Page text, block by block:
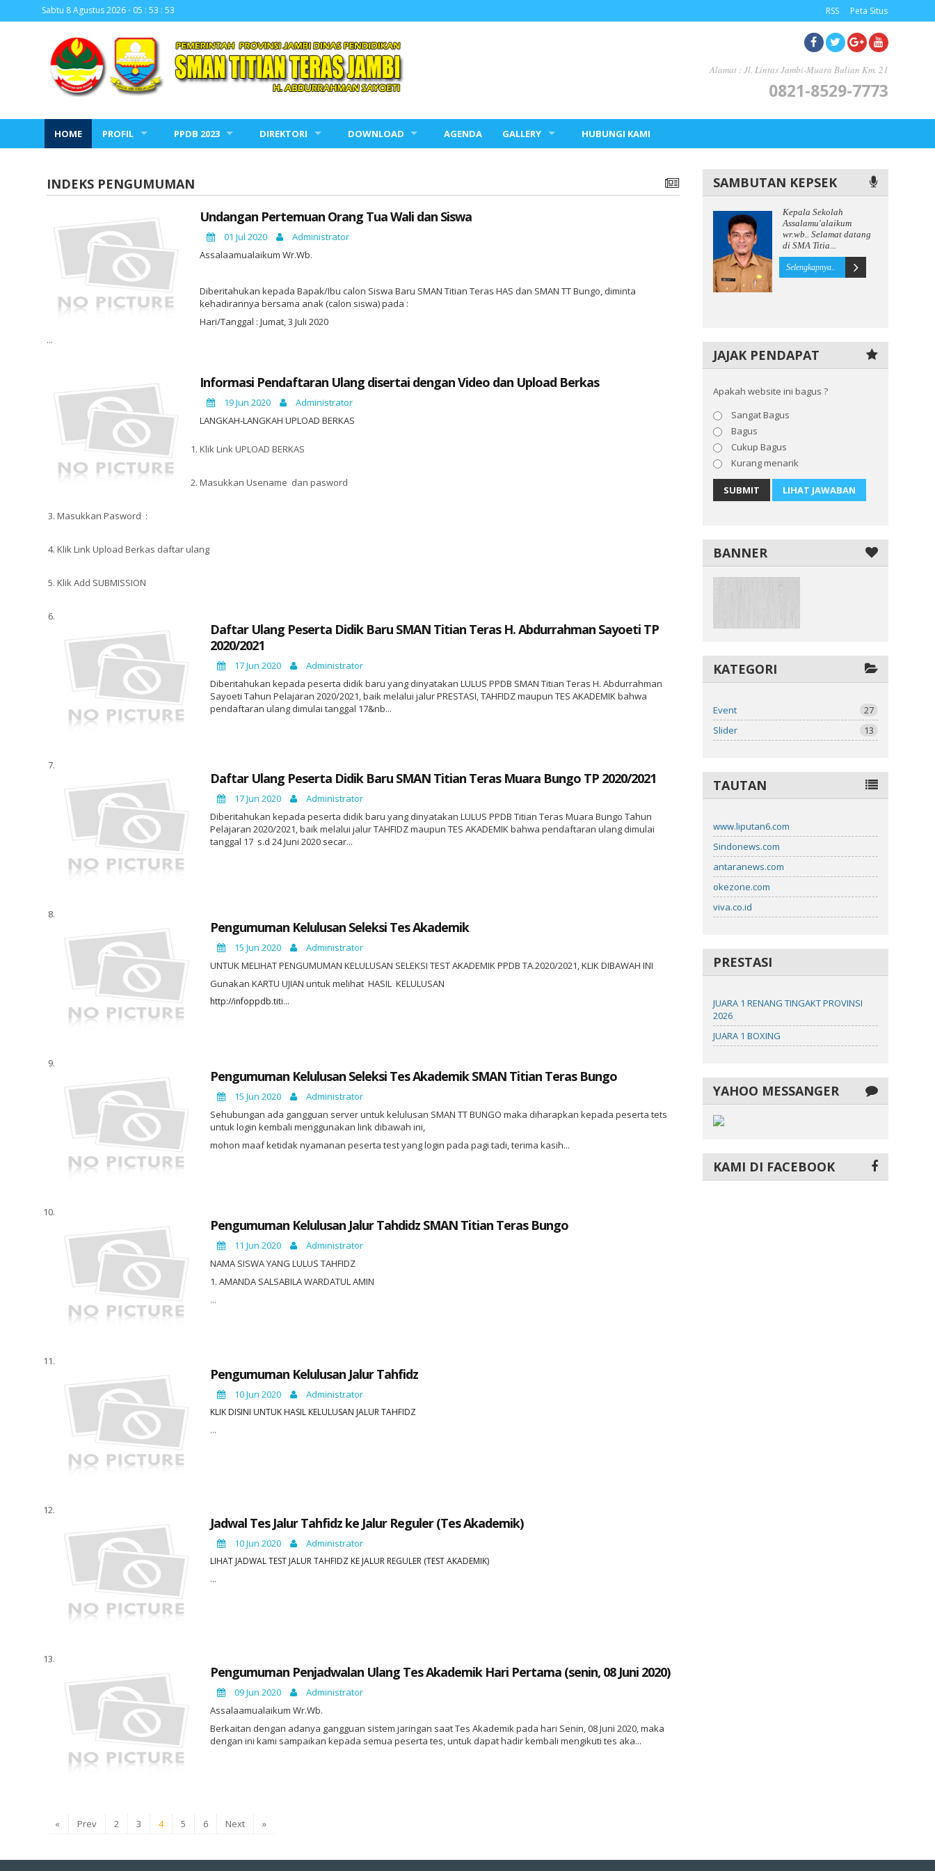
Sabtu 8 Agustus 2026 ⋅ 05 : 53 : 53 RSS Peta Situs
Alamat : Jl. Lintas Jambi-Muara Bulian Km. 21
0821-8529-7773
HOME PROFIL PPDB 2023 DIREKTORI DOWNLOAD AGENDA GALLERY HUBUNGI KAMI
INDEKS PENGUMUMAN
Undangan Pertemuan Orang Tua Wali dan Siswa
01 Jul 2020
Administrator
Assalaamualaikum Wr.Wb.
Diberitahukan kepada Bapak/Ibu calon Siswa Baru SMAN Titian Teras HAS dan SMAN TT Bungo, diminta
kehadirannya bersama anak (calon siswa) pada :
Hari/Tanggal : Jumat, 3 Juli 2020
...
Informasi Pendaftaran Ulang disertai dengan Video dan Upload Berkas
19 Jun 2020
Administrator
LANGKAH-LANGKAH UPLOAD BERKAS
Klik Link UPLOAD BERKAS
Masukkan Usename dan pasword
Masukkan Pasword :
Klik Link Upload Berkas daftar ulang
Klik Add SUBMISSION
Daftar Ulang Peserta Didik Baru SMAN Titian Teras H. Abdurrahman Sayoeti TP
2020/2021
17 Jun 2020
Administrator
Diberitahukan kepada peserta didik baru yang dinyatakan LULUS PPDB SMAN Titian Teras H. Abdurrahman
Sayoeti Tahun Pelajaran 2020/2021, baik melalui jalur PRESTASI, TAHFIDZ maupun TES AKADEMIK bahwa
pendaftaran ulang dimulai tanggal 17&nb...
Daftar Ulang Peserta Didik Baru SMAN Titian Teras Muara Bungo TP 2020/2021
17 Jun 2020
Administrator
Diberitahukan kepada peserta didik baru yang dinyatakan LULUS PPDB Titian Teras Muara Bungo Tahun
Pelajaran 2020/2021, baik melalui jalur TAHFIDZ maupun TES AKADEMIK bahwa pendaftaran ulang dimulai
tanggal 17 s.d 24 Juni 2020 secar...
Pengumuman Kelulusan Seleksi Tes Akademik
15 Jun 2020
Administrator
UNTUK MELIHAT PENGUMUMAN KELULUSAN SELEKSI TEST AKADEMIK PPDB TA.2020/2021, KLIK DIBAWAH INI
Gunakan KARTU UJIAN untuk melihat HASIL KELULUSAN
http://infoppdb.titi...
Pengumuman Kelulusan Seleksi Tes Akademik SMAN Titian Teras Bungo
15 Jun 2020
Administrator
Sehubungan ada gangguan server untuk kelulusan SMAN TT BUNGO maka diharapkan kepada peserta tets
untuk login kembali menggunakan link dibawah ini,
mohon maaf ketidak nyamanan peserta test yang login pada pagi tadi, terima kasih...
Pengumuman Kelulusan Jalur Tahdidz SMAN Titian Teras Bungo
11 Jun 2020
Administrator
NAMA SISWA YANG LULUS TAHFIDZ
1. AMANDA SALSABILA WARDATUL AMIN
...
Pengumuman Kelulusan Jalur Tahfidz
10 Jun 2020 Administrator
KLIK DISINI UNTUK HASIL KELULUSAN JALUR TAHFIDZ
...
Jadwal Tes Jalur Tahfidz ke Jalur Reguler (Tes Akademik)
10 Jun 2020 Administrator
LIHAT JADWAL TEST JALUR TAHFIDZ KE JALUR REGULER (TEST AKADEMIK)
...
Pengumuman Penjadwalan Ulang Tes Akademik Hari Pertama (senin, 08 Juni 2020)
09 Jun 2020
Administrator
Assalaamualaikum Wr.Wb.
Berkaitan dengan adanya gangguan sistem jaringan saat Tes Akademik pada hari Senin, 08 Juni 2020, maka
dengan ini kami sampaikan kepada semua peserta tes, untuk dapat hadir kembali mengikuti tes aka...
« Prev 2 3 4 5 6 Next »
SAMBUTAN KEPSEK
Kepala Sekolah
Assalamu'alaikum
wr.wb.. Selamat datang
di SMA Titia...
Selengkapnya..
JAJAK PENDAPAT
Apakah website ini bagus ?
Sangat Bagus
Bagus
Cukup Bagus
Kurang menarik
SUBMIT LIHAT JAWABAN
BANNER
KATEGORI
Event
27
Slider
13
TAUTAN
www.liputan6.com
Sindonews.com
antaranews.com
okezone.com
viva.co.id
PRESTASI
JUARA 1 RENANG TINGAKT PROVINSI
2026
JUARA 1 BOXING
YAHOO MESSANGER
KAMI DI FACEBOOK